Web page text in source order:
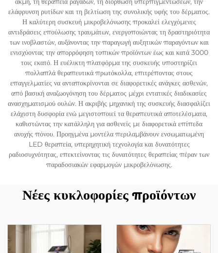
ελάφρυνση ρυτίδων και τη βελτίωση της συνολικής υφής του δέρματος.
Η καλύτερη συσκευή μικροβελόνωσης προκαλεί ελεγχόμενες
αντιδράσεις επούλωσης τραυμάτων, ενεργοποιώντας τη δραστηριότητα
των ινοβλαστών, αυξάνοντας την παραγωγή αυξητικών παραγόντων και
ενισχύοντας την απορρόφηση τοπικών προϊόντων έως και κατά 3000
τοις εκατό. Η ευέλικτη πλατφόρμα της συσκευής υποστηρίζει
πολλαπλά θεραπευτικά πρωτόκολλα, επιτρέποντας στους
επαγγελματίες να ανταποκρίνονται σε διαφορετικές ανάγκες ασθενών,
από βασική αναζωογόνηση του δέρματος μέχρι εντατικές διαδικασίες
ανασχηματισμού ουλών. Η ακριβής μηχανική της συσκευής διασφαλίζει
ελάχιστη δυσφορία ενώ μεγιστοποιεί τα θεραπευτικά αποτελέσματα,
καθιστώντας την κατάλληλη για ασθενείς με διαφορετικά επίπεδα
ανοχής πόνου. Προηγμένα μοντέλα περιλαμβάνουν ενσωματωμένη
LED θεραπεία, υπερηχητική τεχνολογία και δυνατότητες
ραδιοσυχνότητας, επεκτείνοντας τις δυνατότητες θεραπείας πέραν των
παραδοσιακών εφαρμογών μικροβελόνωσης.
Νέες κυκλοφορίες προϊόντων